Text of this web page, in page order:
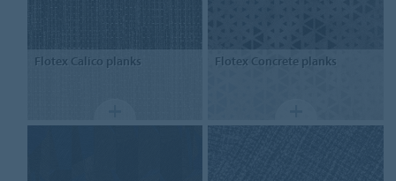
Flotex Calico planks Flotex Concrete planks